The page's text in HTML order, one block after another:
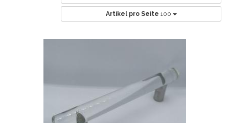
Artikel pro Seite 100